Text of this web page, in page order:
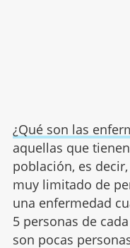
¿Qué son las
aquellas que
población, es
muy limitado de
una enfermedad
5 personas de
son pocas